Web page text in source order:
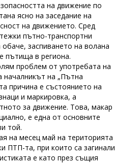
на движение по
ясно на заседание на
на движението. Сред
пътно-транспортни
заспиването на волана
пътища в региона.
проблем от употребата на
началникът на „Пътна
причина е състоянието на
и маркировка, а
за движение. Това, макар
е една от основните
той.
на месец май на територията
ПТП-та, при които са загинали
е като през същия